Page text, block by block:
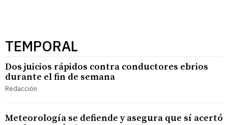
TEMPORAL
Dos juicios rápidos contra conductores ebrios
durante el fin de semana
Redacción
Meteorología se defiende y asegura que sí acertó